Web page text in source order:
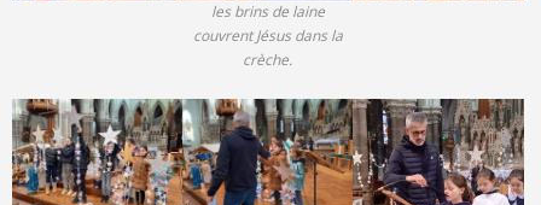
les brins de laine
couvrent Jésus dans la
crèche.